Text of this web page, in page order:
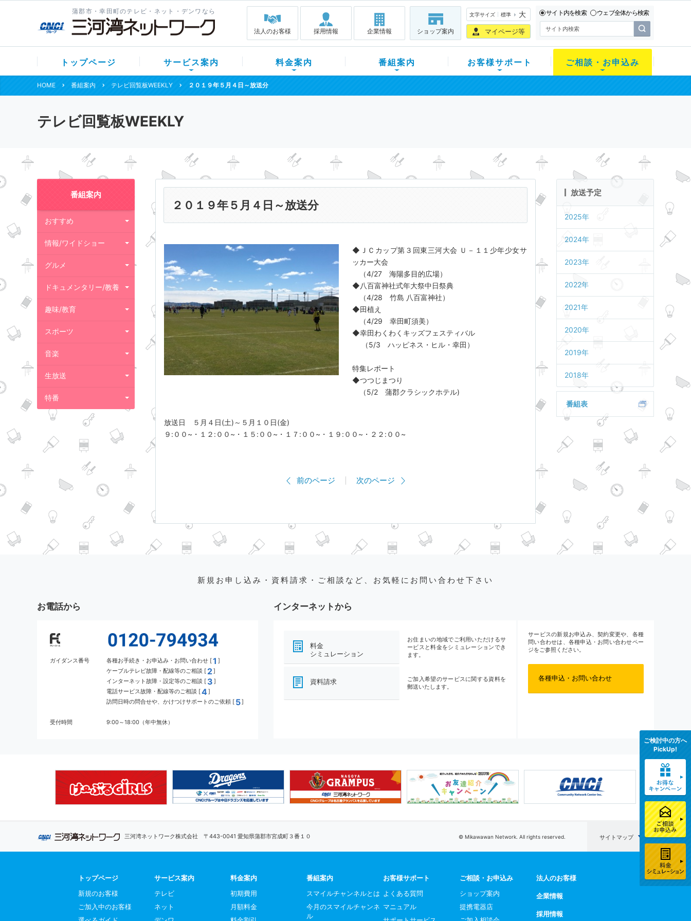
蒲郡市・幸田町のテレビ・ネット・デンワなら
法人のお客様 採用情報 企業情報 ショップ案内
文字サイズ 標準 大
マイページ等
サイト内を検索 ウェブ全体から検索
トップページ サービス案内 料金案内 番組案内 お客様サポート ご相談・お申込み
HOME 番組案内 テレビ回覧板WEEKLY ２０１９年５月４日～放送分
テレビ回覧板WEEKLY
番組案内
おすすめ
情報/ワイドショー
グルメ
ドキュメンタリー/教養
趣味/教育
スポーツ
音楽
生放送
特番
２０１９年５月４日～放送分
◆ＪＣカップ第３回東三河大会 Ｕ－１１少年少女サ
ッカー大会
（4/27 海陽多目的広場）
◆八百富神社式年大祭中日祭典
（4/28 竹島 八百富神社）
◆田植え
（4/29 幸田町須美）
◆幸田わくわくキッズフェスティバル
（5/3 ハッピネス・ヒル・幸田）
特集レポート
◆つつじまつり
（5/2 蒲郡クラシックホテル)
放送日 ５月４日(土)～５月１０日(金)
９:００~・１２:００~・１５:００~・１７:００~・１９:００~・２２:００~
前のページ 次のページ
放送予定
2025年
2024年
2023年
2022年
2021年
2020年
2019年
2018年
番組表
新規お申し込み・資料請求・ご相談など、お気軽にお問い合わせ下さい
お電話から
ガイダンス番号 各種お手続き・お申込み・お問い合わせ [1 ]
ケーブルテレビ故障・配線等のご相談 [ 2]
インターネット故障・設定等のご相談 [ 3 ]
電話サービス故障・配線等のご相談 [4]
訪問日時の問合せや、かけつけサポートのご依頼 [ 5]
受付時間 9:00～18:00（年中無休）
インターネットから
料金
シミュレーション
お住まいの地域でご利用いただけるサ
ービスと料金をシミュレーションでき
ます。
資料請求
ご加入希望のサービスに関する資料を
郵送いたします。
サービスの新規お申込み、契約変更や、各種
問い合わせは、各種申込・お問い合わせペー
ジをご参照ください。
各種申込・お問い合わせ
三河湾ネットワーク株式会社 〒443-0041 愛知県蒲郡市宮成町３番１０ © Mikawawan Network. All rights reserved. サイトマップ
トップページ
新規のお客様
ご加入中のお客様
サービス案内
テレビ
ネット
料金案内
初期費用
月額料金
番組案内
スマイルチャンネルとは
今月のスマイルチャンネ
ル
お客様サポート
よくある質問
マニュアル
ご相談・お申込み
ショップ案内
提携電器店
法人のお客様
企業情報
採用情報
ご検討中の方へ
PickUp!